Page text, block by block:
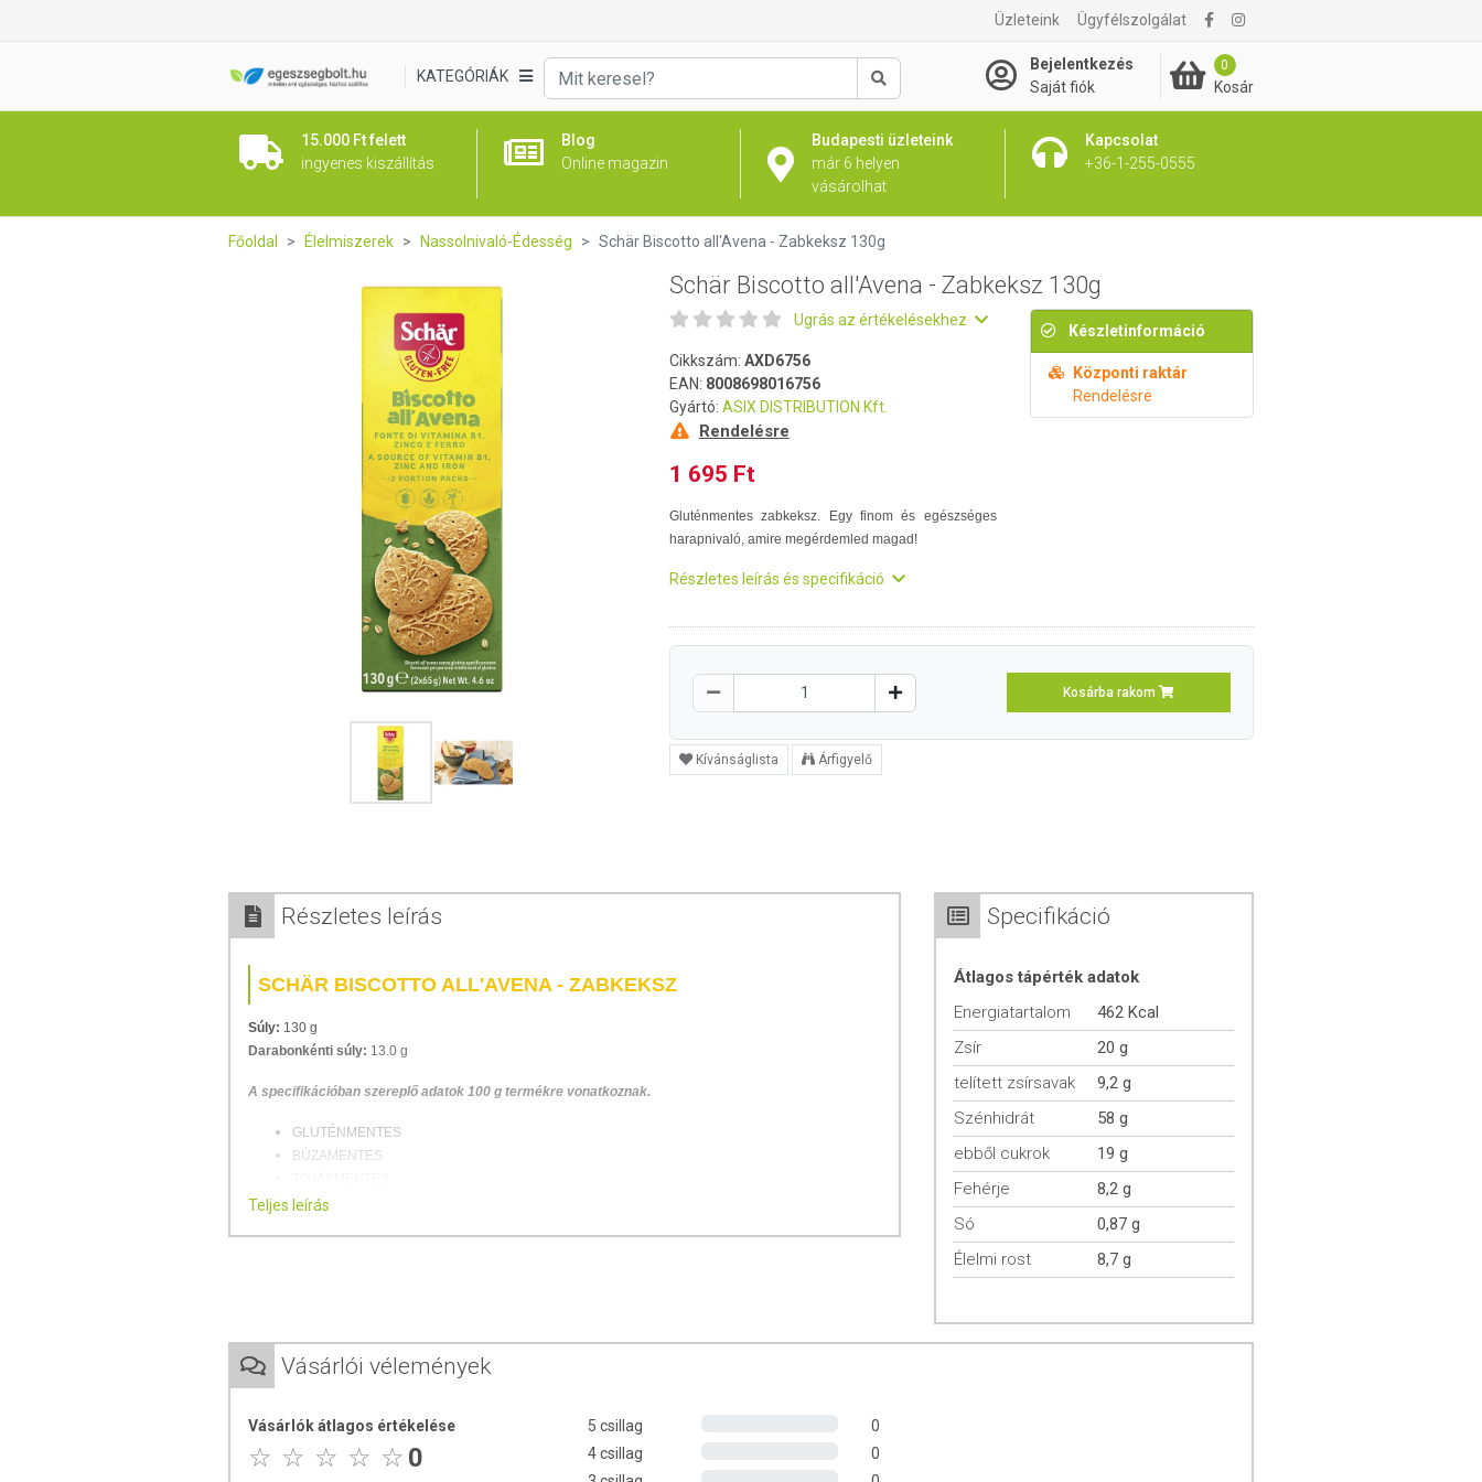
Üzleteink Ügyfélszolgálat
KATEGÓRIÁK
Keresés
Bejelentkezés
Saját fiók
0
Kosár
15.000 Ft felett
ingyenes kiszállítás
Blog
Online magazin
Budapesti üzleteink
már 6 helyen
vásárolhat
Kapcsolat
+36-1-255-0555
1 695 Ft Kosárba rakom
Főoldal Élelmiszerek Nassolnivaló-Édesség Schär Biscotto all'Avena - Zabkeksz 130g
Schär Biscotto all'Avena - Zabkeksz 130g
Ugrás az értékelésekhez
Cikkszám: AXD6756
EAN: 8008698016756
Gyártó: ASIX DISTRIBUTION Kft.
Rendelésre
1 695 Ft
Gluténmentes zabkeksz. Egy finom és egészséges
harapnivaló, amire megérdemled magad!
Részletes leírás és specifikáció
Készletinformáció
Központi raktár
Rendelésre
Kosárba rakom
Kívánságlista Árfigyelő
Részletes leírás
SCHÄR BISCOTTO ALL'AVENA - ZABKEKSZ
Súly: 130 g
Darabonkénti súly: 13.0 g
A specifikációban szereplő adatok 100 g termékre vonatkoznak.
GLUTÉNMENTES
BÚZAMENTES
VEGETÁRIÁNUS
vitamin-, cink- és vasforrást biztosít. Tökéletes választás, ha egy kis energiára van szükséged!
Összetevők: teljes kiőrlésű zab gluténmentes (pehely, liszt, korpa), barnacukor, vaj (tej), rizskorpa,
napraforgóolaj, rizsszirup, módosított kukoricakeményítő, rizskeményítő, térfogatnövelő szer: ammónium-
Teljes leírás
Specifikáció
Átlagos tápérték adatok
Energiatartalom
462 Kcal
Zsír
20 g
telített zsírsavak
9,2 g
Szénhidrát
58 g
ebből cukrok
19 g
Fehérje
8,2 g
Só
0,87 g
Élelmi rost
8,7 g
Vásárlói vélemények
Vásárlók átlagos értékelése
0
5 csillag
0
4 csillag
0